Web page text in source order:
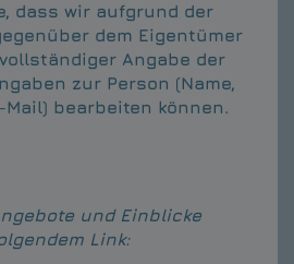
dass wir aufgrund der
dem Eigentümer
Angabe der
zur Person (Name,
Mail) bearbeiten können.
und Einblicke
Link: